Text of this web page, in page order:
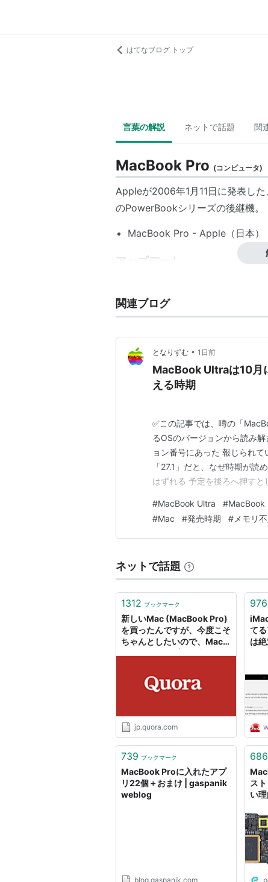
はてなブログ トップ
言葉の解説 ネットで話題 関
MacBook Pro (コンピュータ)
Appleが2006年1月11日に発表し
のPowerBookシリーズの後継機。
MacBook Pro - Apple（日本）
アップデート
2006年5月16日、15インチモデ
モデルと2.16GHzモデルに置き
可能なクリアワイドスクリーン
た。
2006年10月24日、Core 2
た。17インチモデルは11月発売。
2007年11月2日、全モデルに
Core 2 Duo 2.6GHzにBTOで
2008年2月27日、MacBook
うになった。
MacBook Proを発表。バッテ
チモデルにはSDカードスロット
2012年6月11日、WWDC 2012
を排除した15インチの
MacbookシリーズでUSB 3.0を
2013年10月23日、13インチと
代のIntelプロセッサとOS Xの
Thunderbolt 2ポートを備える。
主な仕様
OS X 10.9 Mavericks
第4世代Intel Core i5 / i7搭載。
メモリ 1600MHz DDR3L
対角13.3インチワイドディス
対角15.4インチワイドディス
（Retina）、LEDバックライト
802.11ac Wi‑Fi、IEEE
バックライト付きフルサイズキ
関連ブログ
となりずむ • 1日前
MacBook Ultraは10月
える時期
✅この記事では、噂の「
るOSのバージョンから読み
ョン番号にあった 報じられ
「27.1」だと、なぜ時期が
はずれる 予定を後ろへ押す
の日付より、バージョン番号
のは11月かもしれない …
#MacBook Ultra #MacBook
#Mac #発売時期 # メモリ
ネットで話題
1312 ブックマーク
新しいMac (MacBook Pro)
を買ったんですが、今度こそ
ちゃんとしたいので、Mac
jp.quora.com
976
て
は
739 ブックマーク
MacBook Proに入れたアプ
リ22個＋おまけ | gaspanik
weblog
blog.gaspanik.com
686
ス
い